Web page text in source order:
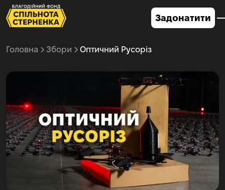
Задонатити
Головна Збори Оптичний Русоріз